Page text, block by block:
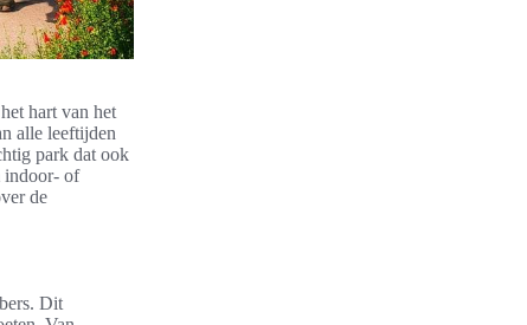
hart van het
alle leeftijden
park dat ook
indoor- of
de
Dit